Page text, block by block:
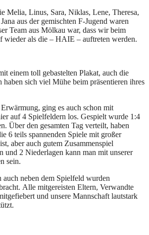
Melia, Linus, Sara, Niklas, Lene, Theresa,
aus der gemischten F-Jugend waren
Team aus Mölkau war, dass wir beim
wieder als die – HAIE – auftreten werden.
einem toll gebastelten Plakat, auch die
haben sich viel Mühe beim präsentieren ihres
ging es auch schon mit
auf 4 Spielfeldern los. Gespielt wurde 1:4
Über den gesamten Tag verteilt, haben
6 teils spannenden Spiele mit großer
aber auch gutem Zusammenspiel
und 2 Niederlagen kann man mit unserer
sein.
neben dem Spielfeld wurden
Alle mitgereisten Eltern, Verwandte
und unsere Mannschaft lautstark